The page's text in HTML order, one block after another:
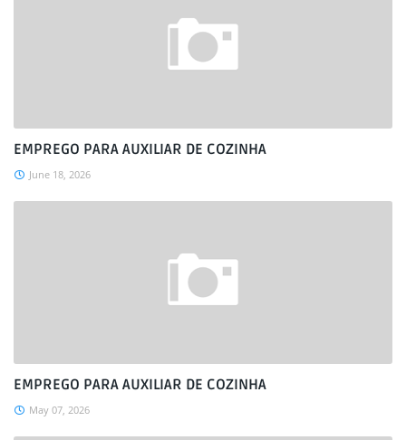
EMPREGO PARA AUXILIAR DE COZINHA
June 18, 2026
EMPREGO PARA AUXILIAR DE COZINHA
May 07, 2026